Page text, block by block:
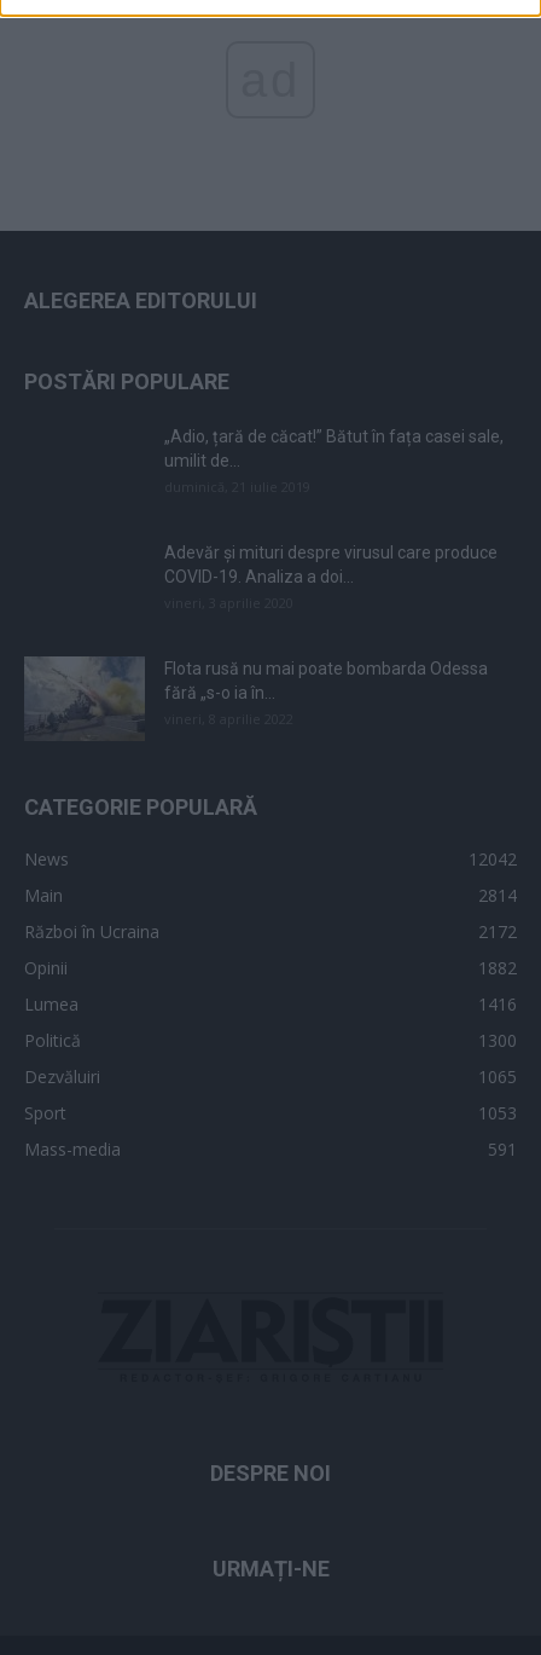
ALEGEREA EDITORULUI
POSTĂRI POPULARE
„Adio, țară de căcat!” Bătut în fața casei sale,
umilit de...
Adevăr și mituri despre virusul care produce
COVID-19. Analiza a doi...
Flota rusă nu mai poate bombarda Odessa
fără „s-o ia în...
CATEGORIE POPULARĂ
News
12042
Main
2814
Război în Ucraina
2172
Opinii
1882
Lumea
1416
Politică
1300
Dezvăluiri
1065
Sport
1053
Mass-media
591
DESPRE NOI
URMAȚI-NE